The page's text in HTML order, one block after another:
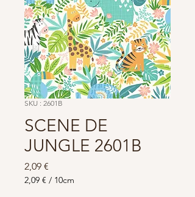
SKU : 2601B
SCENE DE
JUNGLE 2601B
2,09 €
2,09 € / 10cm